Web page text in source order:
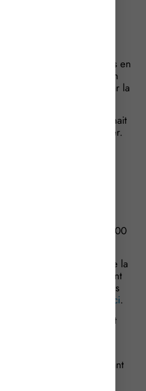
l’octroi de cette aide…
:
conditions
le Gouvernement a mis en
financières à destination
lourdement impactés par la
l’une concernait
du transport public routier.
de :
somme forfaitaire
et peut atteindre 60 000
entreprise dépend de la
est obtenu en additionnant
à chacun des véhicules
qui peut être consulté
ici.
à cette aide se voient
démarches pour les
les entreprises formulant
à 5 000 € devaient